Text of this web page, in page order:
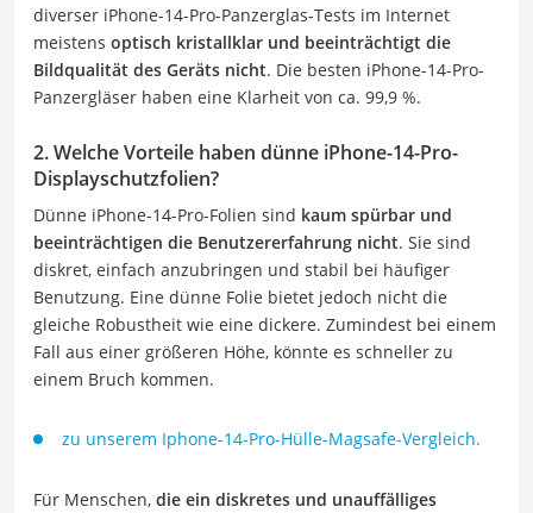
diverser iPhone-14-Pro-Panzerglas-Tests im Internet
meistens optisch kristallklar und beeinträchtigt die
Bildqualität des Geräts nicht. Die besten iPhone-14-Pro-
Panzergläser haben eine Klarheit von ca. 99,9 %.
2. Welche Vorteile haben dünne iPhone-14-Pro-
Displayschutzfolien?
Dünne iPhone-14-Pro-Folien sind kaum spürbar und
beeinträchtigen die Benutzererfahrung nicht. Sie sind
diskret, einfach anzubringen und stabil bei häufiger
Benutzung. Eine dünne Folie bietet jedoch nicht die
gleiche Robustheit wie eine dickere. Zumindest bei einem
Fall aus einer größeren Höhe, könnte es schneller zu
einem Bruch kommen.
zu unserem Iphone-14-Pro-Hülle-Magsafe-Vergleich.
Für Menschen, die ein diskretes und unauffälliges